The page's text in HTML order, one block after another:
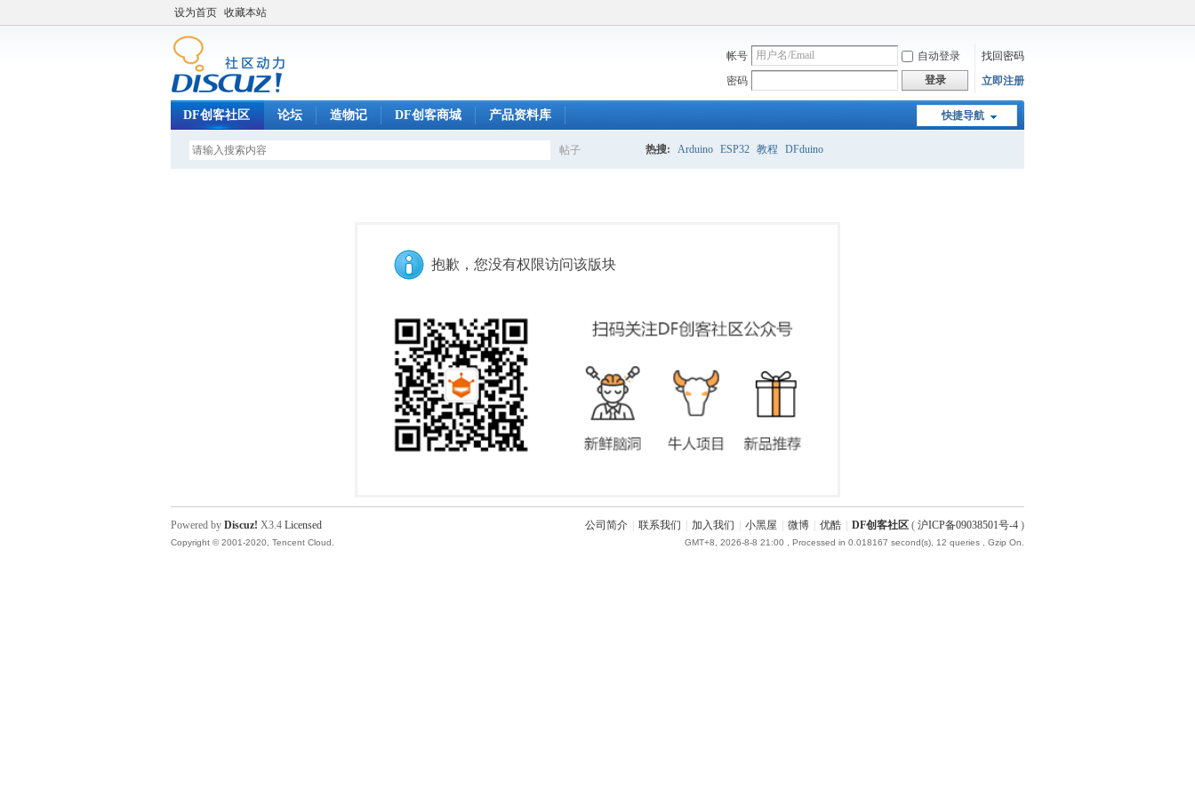
设为首页 收藏本站
帐号 自动登录
找回密码
密码
登录 立即注册
快捷导航
DF创客社区 论坛 造物记 DF创客商城 产品资料库
帖子 热搜: Arduino ESP32 教程 DFduino
抱歉，您没有权限访问该版块
公司简介 联系我们 加入我们 小黑屋 微博 优酷 DF创客社区 ( 沪ICP备09038501号-4 )
GMT+8, 2026-8-8 21:00 , Processed in 0.018167 second(s), 12 queries , Gzip On.
Powered by Discuz! X3.4 Licensed
Copyright © 2001-2020, Tencent Cloud.